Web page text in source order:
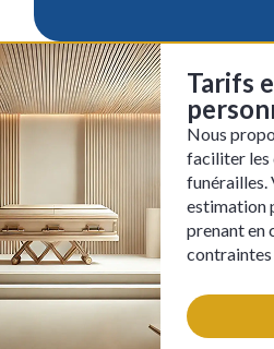
Tarifs
Nous
faciliter les
funérailles.
estimation
prenant en